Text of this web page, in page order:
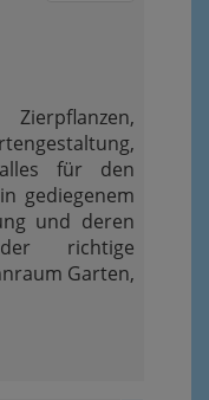
alles für den
gediegenem
und deren
richtige
Garten,